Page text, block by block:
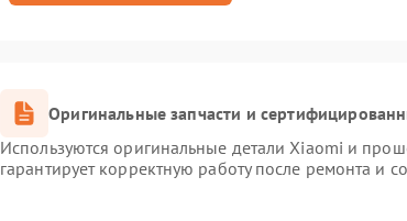
Оригинальные запчасти и
Используются оригинальные детали Xiaomi и
гарантирует корректную работу после ремонта и